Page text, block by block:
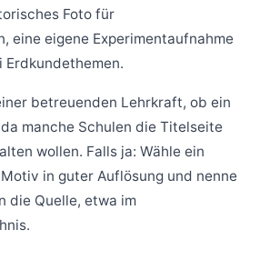
Foto für
eine eigene Experimentaufnahme
betreuenden Lehrkraft, ob ein
manche Schulen die Titelseite
wollen. Falls ja: Wähle ein
in guter Auflösung und nenne
die Quelle, etwa im